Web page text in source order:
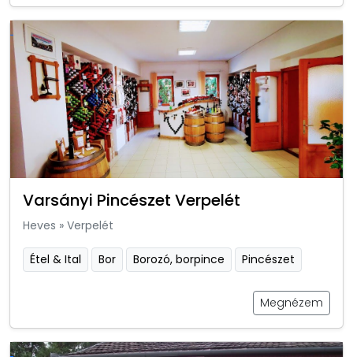
Varsányi Pincészet Verpelét
Heves » Verpelét
Étel & Ital Bor Borozó, borpince Pincészet
Megnézem